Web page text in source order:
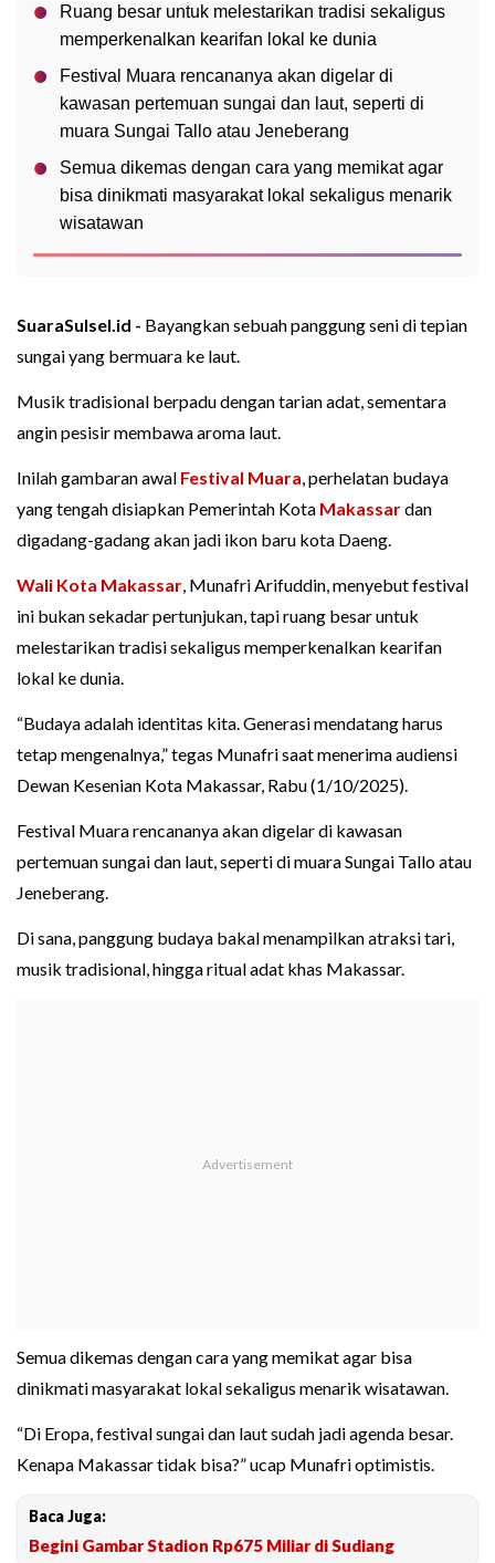
Ruang besar untuk melestarikan tradisi sekaligus
memperkenalkan kearifan lokal ke dunia
Festival Muara rencananya akan digelar di
kawasan pertemuan sungai dan laut, seperti di
muara Sungai Tallo atau Jeneberang
Semua dikemas dengan cara yang memikat agar
bisa dinikmati masyarakat lokal sekaligus menarik
wisatawan
SuaraSulsel.id - Bayangkan sebuah panggung seni di tepian
sungai yang bermuara ke laut.
Musik tradisional berpadu dengan tarian adat, sementara
angin pesisir membawa aroma laut.
Inilah gambaran awal Festival Muara, perhelatan budaya
yang tengah disiapkan Pemerintah Kota Makassardan
digadang-gadang akan jadi ikon baru kota Daeng.
Wali Kota Makassar, Munafri Arifuddin, menyebut festival
ini bukan sekadar pertunjukan, tapi ruang besar untuk
melestarikan tradisi sekaligus memperkenalkan kearifan
lokal ke dunia.
“Budaya adalah identitas kita. Generasi mendatang harus
tetap mengenalnya,” tegas Munafri saat menerima audiensi
Dewan Kesenian Kota Makassar, Rabu (1/10/2025).
Festival Muara rencananya akan digelar di kawasan
pertemuan sungai dan laut, seperti di muara Sungai Tallo atau
Jeneberang.
Di sana, panggung budaya bakal menampilkan atraksi tari,
musik tradisional, hingga ritual adat khas Makassar.
Semua dikemas dengan cara yang memikat agar bisa
dinikmati masyarakat lokal sekaligus menarik wisatawan.
“Di Eropa, festival sungai dan laut sudah jadi agenda besar.
Kenapa Makassar tidak bisa?” ucap Munafri optimistis.
Baca Juga:
Begini Gambar Stadion Rp675 Miliar di Sudiang